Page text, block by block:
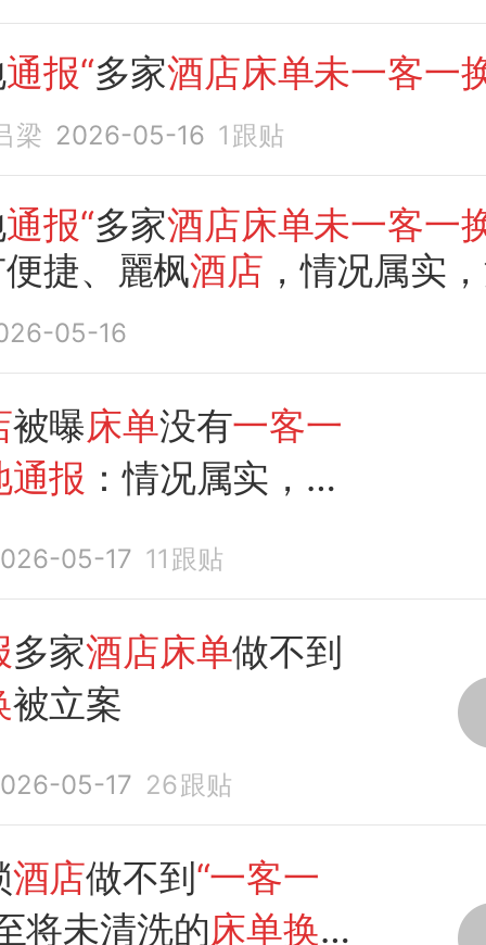
通报“多家酒店床单未一客一
梁 2026-05-16 1 跟贴
通报“多家酒店床单未一客一
捷、麗枫酒店 ，情况属实
调查并责令整改
05-16
被曝床单没有一客一
通报 ：情况属实，已
05-17 11 跟贴
多家酒店床单做不到
被立案
05-17 26跟贴
酒店做不到 “一客一
将未清洗的床单换